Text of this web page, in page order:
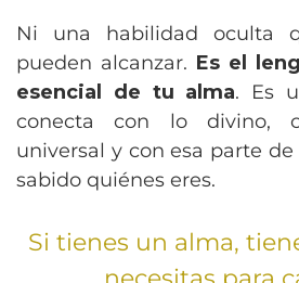
Ni una habilidad oculta
pueden alcanzar. Es el
esencial de tu alma. Es
conecta con lo divino,
universal y con esa parte
sabido quiénes eres.
Si tienes un alma,